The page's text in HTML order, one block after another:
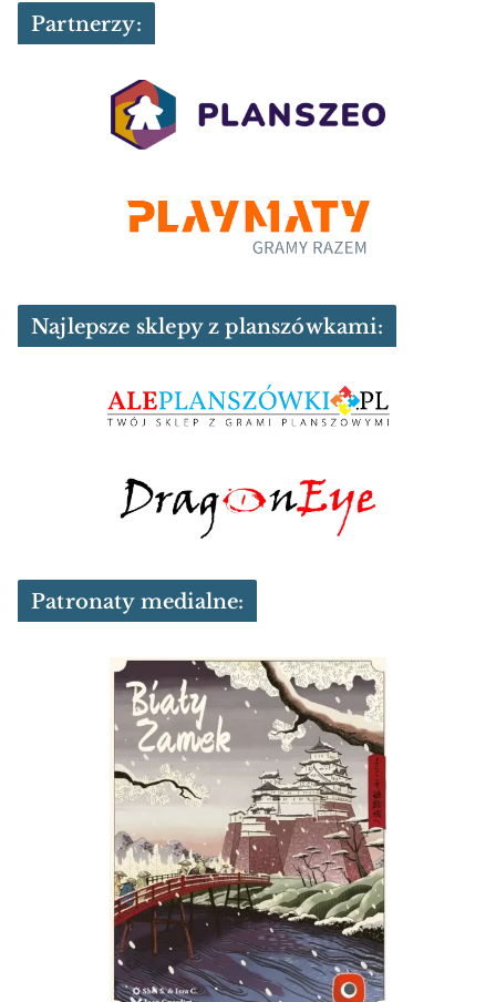
Partnerzy:
Najlepsze sklepy z planszówkami:
Patronaty medialne: